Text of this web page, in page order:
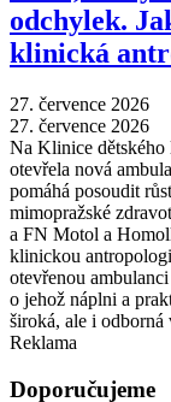
odchylek.
klinická
27. července 2026
27. července 2026
Na Klinice dětského
otevřela nová
pomáhá posoudit
mimopražské
a FN Motol a
klinickou
otevřenou
o jehož náplni a
široká, ale i odborná
Reklama
Doporučujeme